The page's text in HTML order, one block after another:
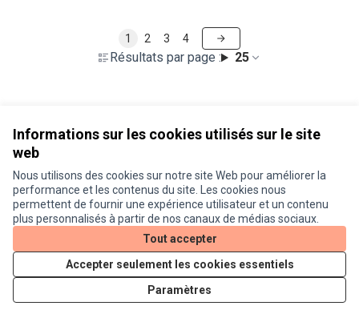
Informations sur les cookies utilisés sur le site
web
Nous utilisons des cookies sur notre site Web pour améliorer la
performance et les contenus du site. Les cookies nous
permettent de fournir une expérience utilisateur et un contenu
plus personnalisés à partir de nos canaux de médias sociaux.
Tout accepter
Accepter seulement les cookies essentiels
Paramètres
Résultats par page : 25
1 2 3 4
Conditions d'utilisation
Paramètres des cookies
Je participe ! sur X
(Lien externe)
Je participe ! sur Facebook
Je participe ! sur Instagram
Site réalisé grâce aulogiciel libre Decidim .
Licence
(Lien